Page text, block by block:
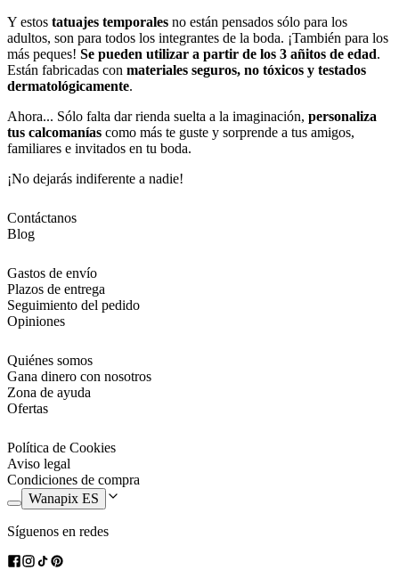
Y estos tatuajes temporales no están pensados sólo para los
adultos, son para todos los integrantes de la boda. ¡También para los
más peques! Se pueden utilizar a partir de los 3 añitos de edad.
Están fabricadas con materiales seguros, no tóxicos y testados
dermatológicamente.
Ahora... Sólo falta dar rienda suelta a la imaginación, personaliza
tus calcomanías como más te guste y sorprende a tus amigos,
familiares e invitados en tu boda.
¡No dejarás indiferente a nadie!
Contáctanos
Blog
Gastos de envío
Plazos de entrega
Seguimiento del pedido
Opiniones
Quiénes somos
Gana dinero con nosotros
Zona de ayuda
Ofertas
Política de Cookies
Aviso legal
Condiciones de compra
Wanapix ES
Síguenos en redes